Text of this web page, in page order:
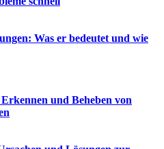
Was er bedeutet und wie
und Beheben von